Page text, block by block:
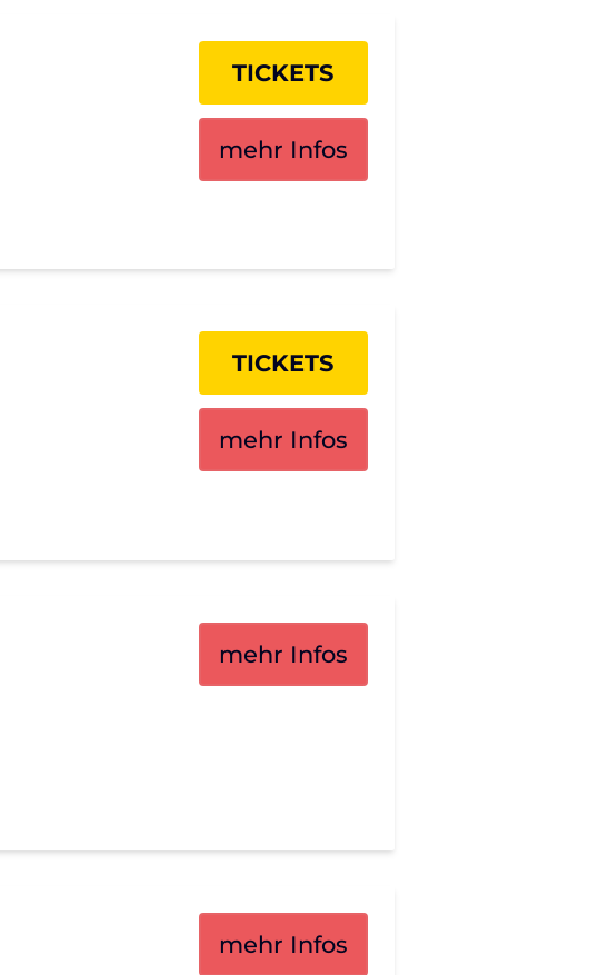
TICKETS
mehr Infos
TICKETS
mehr Infos
mehr Infos
mehr Infos